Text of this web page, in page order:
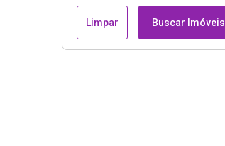
Limpar Buscar Imóveis